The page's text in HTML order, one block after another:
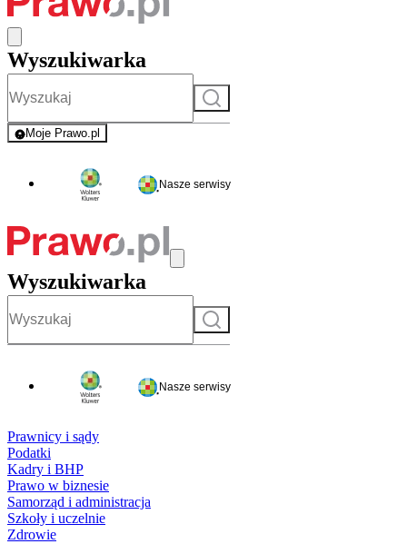
Wyszukiwarka
Szukaj
Moje Prawo.pl
- rejestracja i logowanie do serwisu
Nasze serwisy
Wyszukiwarka
Szukaj
Nasze serwisy
Prawnicy i sądy
Podatki
Kadry i BHP
Prawo w biznesie
Samorząd i administracja
Szkoły i uczelnie
Zdrowie